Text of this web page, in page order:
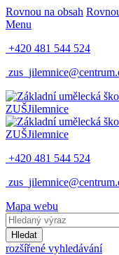
Rovnou na obsah
Menu
+420 481 544 524
ZUŠJilemnice
ZUŠJilemnice
+420 481 544 524
Mapa webu
Hledat
rozšířené vyhledávání